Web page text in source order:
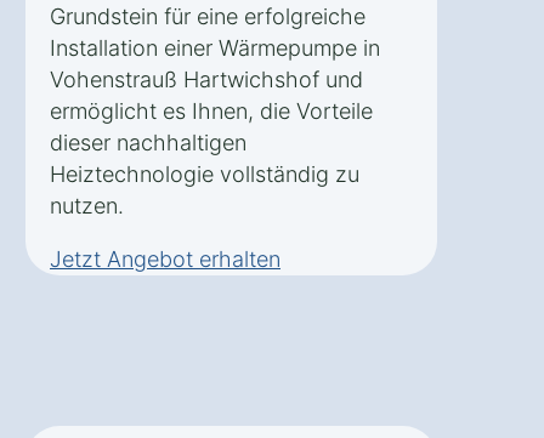
Grundstein für eine erfolgreiche
Installation einer Wärmepumpe in
Vohenstrauß Hartwichshof und
ermöglicht es Ihnen, die Vorteile
dieser nachhaltigen
Heiztechnologie vollständig zu
nutzen.
Jetzt Angebot erhalten